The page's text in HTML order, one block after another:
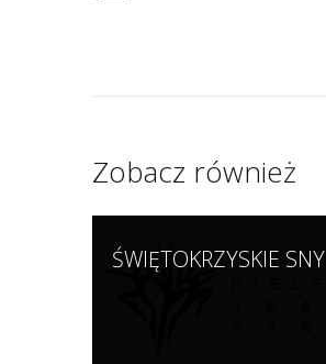
Zobacz również
ŚWIĘTOKRZYSKIE SNY